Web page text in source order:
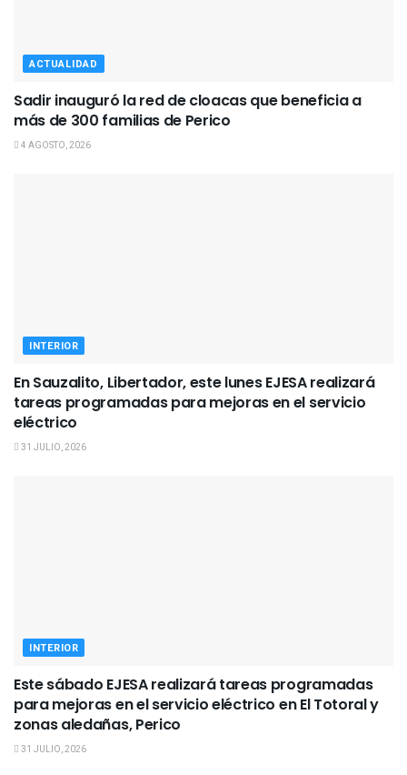
ACTUALIDAD
Sadir inauguró la red de cloacas que beneficia a
más de 300 familias de Perico
4 AGOSTO, 2026
INTERIOR
En Sauzalito, Libertador, este lunes EJESA realizará
tareas programadas para mejoras en el servicio
eléctrico
31 JULIO, 2026
INTERIOR
Este sábado EJESA realizará tareas programadas
para mejoras en el servicio eléctrico en El Totoral y
zonas aledañas, Perico
31 JULIO, 2026